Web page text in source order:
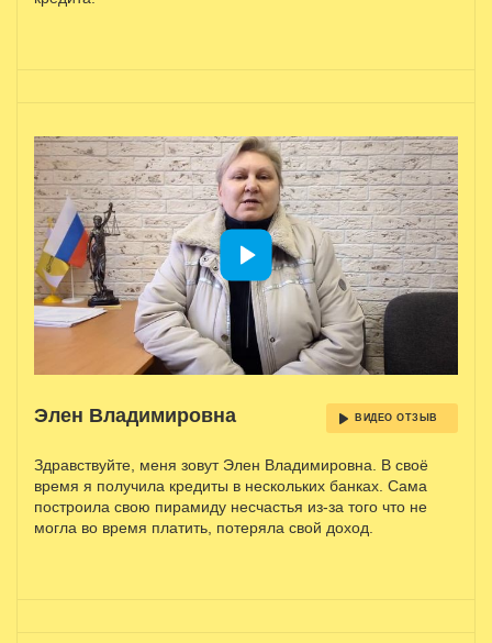
Элен Владимировна ВИДЕО ОТЗЫВ
Здравствуйте, меня зовут Элен Владимировна. В своё
время я получила кредиты в нескольких банках. Сама
построила свою пирамиду несчастья из-за того что не
могла во время платить, потеряла свой доход.